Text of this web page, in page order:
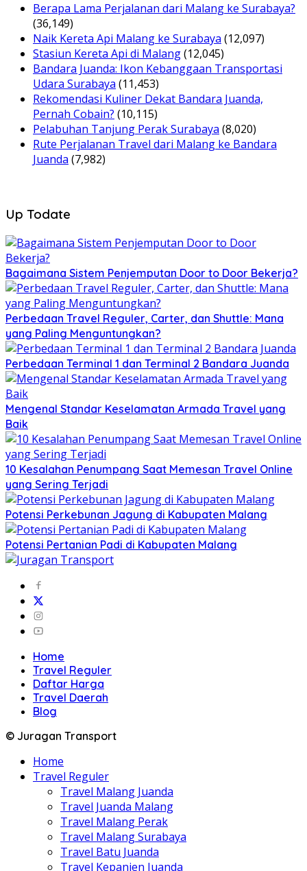
Berapa Lama Perjalanan dari Malang ke Surabaya?
(36,149)
Naik Kereta Api Malang ke Surabaya (12,097)
Stasiun Kereta Api di Malang(12,045)
Bandara Juanda: Ikon Kebanggaan Transportasi
Udara Surabaya (11,453)
Rekomendasi Kuliner Dekat Bandara Juanda,
Pernah Cobain? (10,115)
Pelabuhan Tanjung Perak Surabaya (8,020)
Rute Perjalanan Travel dari Malang ke Bandara
Juanda (7,982)
Up Todate
Bagaimana Sistem Penjemputan Door to Door Bekerja?
Perbedaan Travel Reguler, Carter, dan Shuttle: Mana
yang Paling Menguntungkan?
Perbedaan Terminal 1 dan Terminal 2 Bandara Juanda
Mengenal Standar Keselamatan Armada Travel yang
Baik
10 Kesalahan Penumpang Saat Memesan Travel Online
yang Sering Terjadi
Potensi Perkebunan Jagung di Kabupaten Malang
Potensi Pertanian Padi di Kabupaten Malang
Home
Travel Reguler
Daftar Harga
Travel Daerah
Blog
© Juragan Transport
Home
Travel Reguler
Travel Malang Juanda
Travel Juanda Malang
Travel Malang Perak
Travel Malang Surabaya
Travel Batu Juanda
Travel Kepanjen Juanda